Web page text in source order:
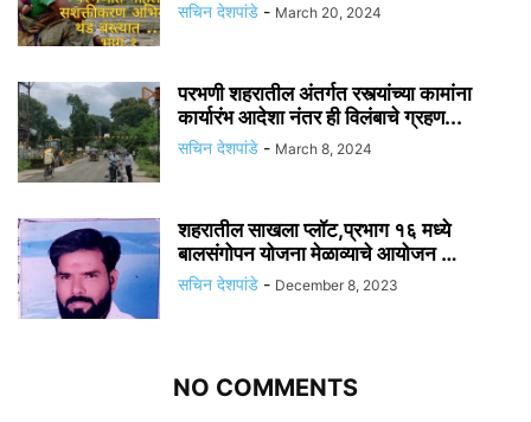
सचिन देशपांडे - March 20, 2024
परभणी शहरातील अंतर्गत रस्त्यांच्या कामांना
कार्यारंभ आदेशा नंतर ही विलंबाचे ग्रहण...
सचिन देशपांडे - March 8, 2024
शहरातील साखला प्लॉट,प्रभाग १६ मध्ये
बालसंगोपन योजना मेळाव्याचे आयोजन …
सचिन देशपांडे - December 8, 2023
NO COMMENTS